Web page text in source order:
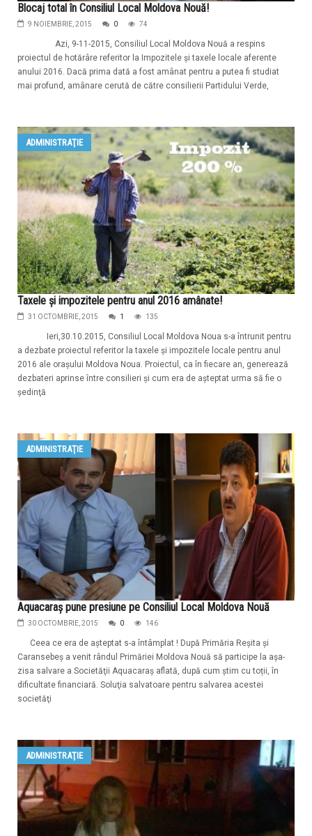
Blocaj total în Consiliul Local Moldova Nouă!
9 NOIEMBRIE, 2015 0 74
Azi, 9-11-2015, Consiliul Local Moldova Nouă a respins
proiectul de hotărâre referitor la Impozitele şi taxele locale aferente
anului 2016. Dacă prima dată a fost amânat pentru a putea fi studiat
mai profund, amânare cerută de către consilierii Partidului Verde,
ADMINISTRAŢIE
Taxele şi impozitele pentru anul 2016 amânate!
31 OCTOMBRIE, 2015 1 135
Ieri,30.10.2015, Consiliul Local Moldova Noua s-a întrunit pentru
a dezbate proiectul referitor la taxele şi impozitele locale pentru anul
2016 ale oraşului Moldova Noua. Proiectul, ca în fiecare an, generează
dezbateri aprinse între consilieri şi cum era de aşteptat urma să fie o
şedinţă
ADMINISTRAŢIE
Aquacaraş pune presiune pe Consiliul Local Moldova Nouă
30 OCTOMBRIE, 2015 0 146
Ceea ce era de aşteptat s-a întâmplat ! După Primăria Reşita şi
Caransebeş a venit rândul Primăriei Moldova Nouă să participe la aşa-
zisa salvare a Societăţii Aquacaraş aflată, după cum ştim cu toții, în
dificultate financiară. Soluţia salvatoare pentru salvarea acestei
societăţi
ADMINISTRAŢIE